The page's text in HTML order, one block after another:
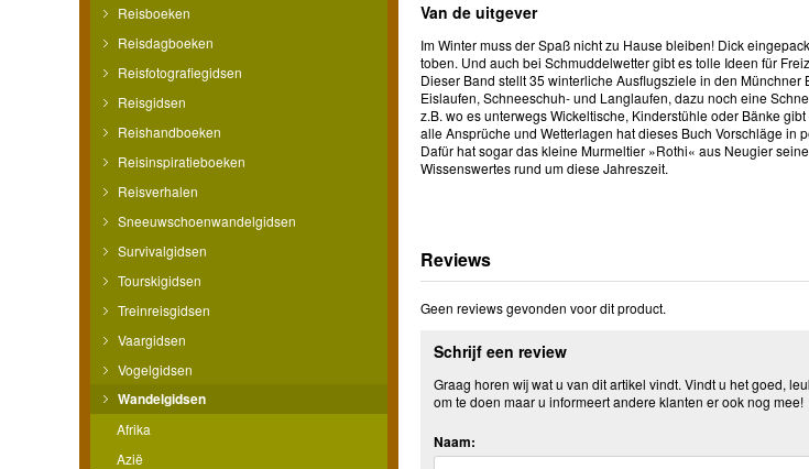
Reisboeken
Reisdagboeken
Reisfotografiegidsen
Reisgidsen
Reishandboeken
Reisinspiratieboeken
Reisverhalen
Sneeuwschoenwandelgidsen
Survivalgidsen
Tourskigidsen
Treinreisgidsen
Vaargidsen
Vogelgidsen
Wandelgidsen
Afrika
Azië
Van de uitgever
Im Winter muss der Spaß nicht zu Hause bleiben! Dick
toben. Und auch bei Schmuddelwetter gibt es tolle Ideen für
Dieser Band stellt 35 winterliche Ausflugsziele in den
Eislaufen, Schneeschuh- und Langlaufen, dazu noch eine
z.B. wo es unterwegs Wickeltische, Kinderstühle oder Bänke
alle Ansprüche und Wetterlagen hat dieses Buch Vorschläge in
Dafür hat sogar das kleine Murmeltier »Rothi« aus Neugier
Wissenswertes rund um diese Jahreszeit.
Reviews
Geen reviews gevonden voor dit product.
Schrijf een review
Graag horen wij wat u van dit artikel vindt. Vindt u het goed,
om te doen maar u informeert andere klanten er ook nog mee!
Naam: